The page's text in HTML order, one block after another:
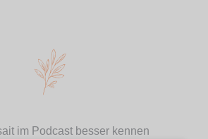
im Podcast besser kennen